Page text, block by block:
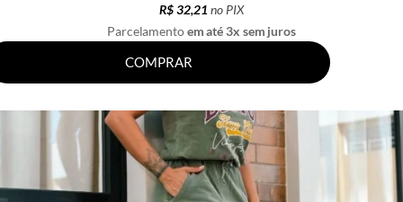
R$ 32,21 no PIX
Parcelamentoem até 3x sem juros
COMPRAR